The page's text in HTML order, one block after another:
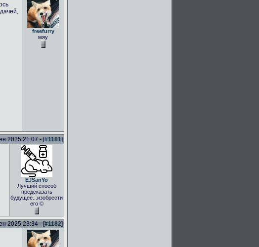
freefurry
мяу
2025 21:07 - [#1181]
EJSanYo
Лучший способ
предсказать
будущее...изобрести
его ©
2025 23:34 - [#1182]